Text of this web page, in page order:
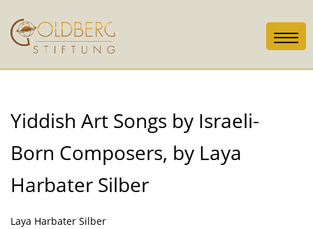
Yiddish Art Songs by Israeli-
Born Composers, by Laya
Harbater Silber
Laya Harbater Silber